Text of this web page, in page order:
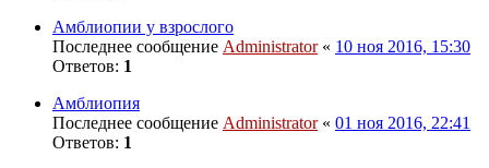
Амблиопии у взрослого
Последнее сообщение Administrator« 10 ноя 2016, 15:30
Ответов: 1
Амблиопия
Последнее сообщение Administrator« 01 ноя 2016, 22:41
Ответов: 1